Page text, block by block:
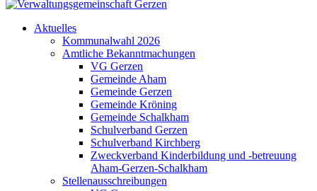
Aktuelles
Kommunalwahl 2026
Amtliche Bekanntmachungen
VG Gerzen
Gemeinde Aham
Gemeinde Gerzen
Gemeinde Kröning
Gemeinde Schalkham
Schulverband Gerzen
Schulverband Kirchberg
Zweckverband Kinderbildung und -betreuung
Aham-Gerzen-Schalkham
Stellenausschreibungen